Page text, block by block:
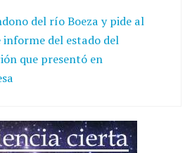
del río Boeza y pide al
informe del estado del
que presentó en